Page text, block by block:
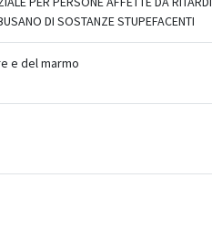
DI SOSTANZE STUPEFACENTI
e del marmo